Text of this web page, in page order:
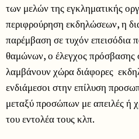
των μελών της εγκληματικής
περιφρούρηση εκδηλώσεων, η
παρέμβαση σε τυχόν επεισόδια
θαμώνων, ο έλεγχος πρόσβασης
λαμβάνουν χώρα διάφορες
ενδιάμεσοι στην επίλυση
μεταξύ προσώπων με απειλές ή
του εντολέα τους κλπ.